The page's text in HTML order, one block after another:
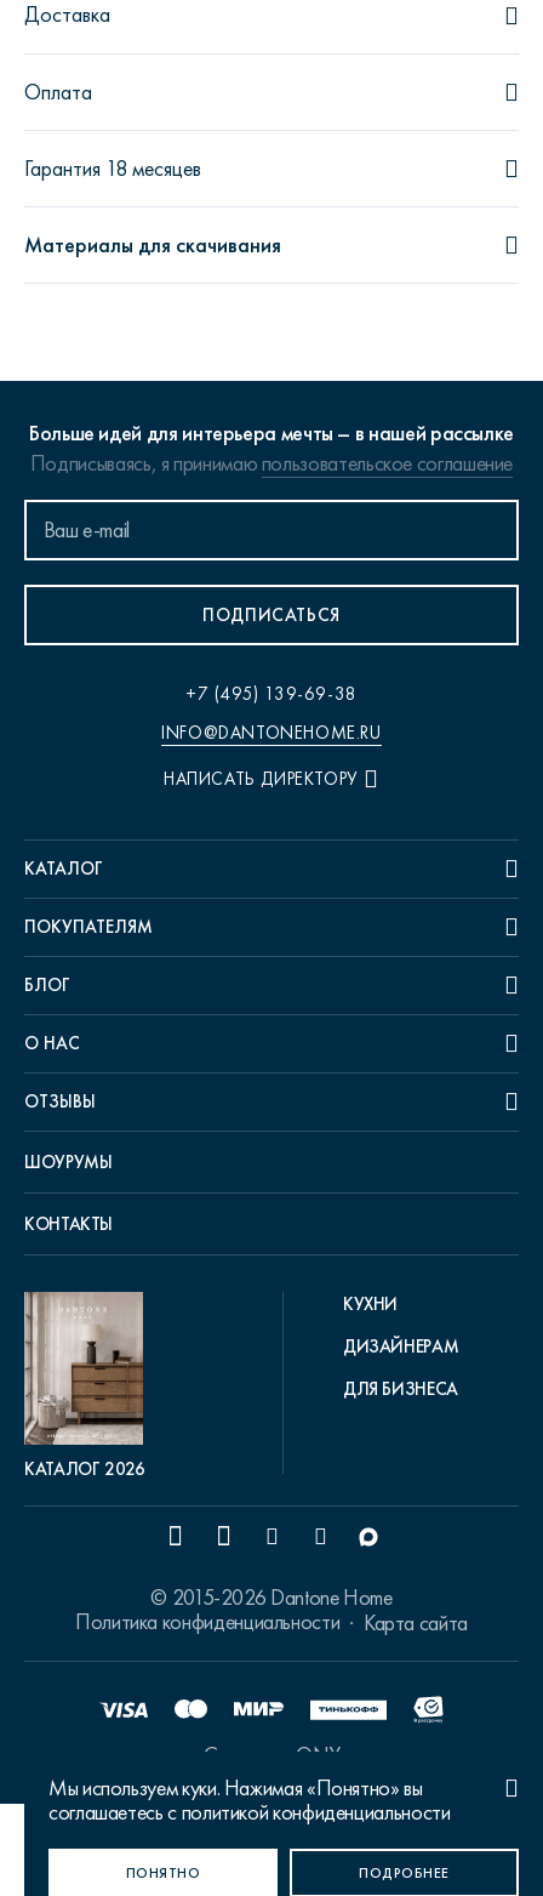
ДА, ВЕРНО НЕТ, ИЗМЕНИТЬ
Доставка
Оплата
Гарантия 18 месяцев
Материалы для скачивания
Мы используем куки. Нажимая «Понятно» вы
соглашаетесь с политикой конфиденциальности
ПОНЯТНО ПОДРОБНЕЕ
Больше идей для интерьера мечты – в нашей рассылке
Подписываясь, я принимаюпользовательское соглашение
ПОДПИСАТЬСЯ
+7 (495) 139-69-38
INFO@DANTONEHOME.RU
НАПИСАТЬ ДИРЕКТОРУ
КАТАЛОГ
ПОКУПАТЕЛЯМ
БЛОГ
О НАС
ОТЗЫВЫ
ШОУРУМЫ
КОНТАКТЫ
КАТАЛОГ 2026
КУХНИ
ДИЗАЙНЕРАМ
ДЛЯ БИЗНЕСА
© 2015-2026 Dantone Home
Политика конфиденциальности
Карта сайта
Сделано в ONY